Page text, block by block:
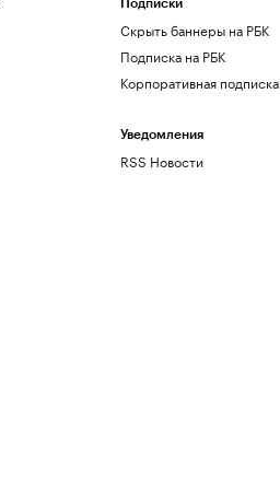
Подписки
Скрыть баннеры на РБК
Подписка на РБК
Корпоративная подписка
Уведомления
RSS Новости